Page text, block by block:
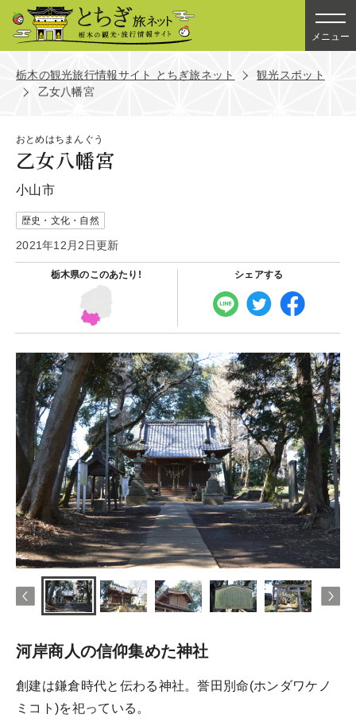
メニュー
栃木の観光旅行情報サイト とちぎ旅ネット
観光スポット
乙女八幡宮
おとめはちまんぐう
乙女八幡宮
小山市
歴史・文化・自然
2021年12月2日更新
栃木県のこのあたり! シェアする
河岸商人の信仰集めた神社
創建は鎌倉時代と伝わる神社。誉田別命(ホンダワケノ
ミコト)を祀っている。